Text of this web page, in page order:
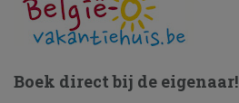
Boek direct bij de eigenaar!